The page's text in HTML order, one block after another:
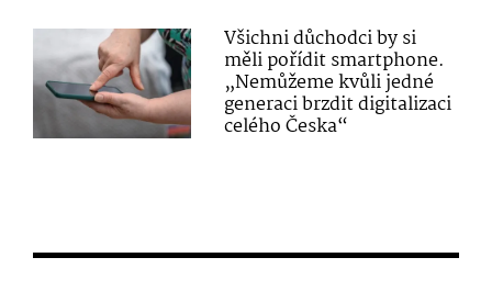
Všichni důchodci by si
měli pořídit smartphone.
„Nemůžeme kvůli jedné
generaci brzdit digitalizaci
celého Česka“